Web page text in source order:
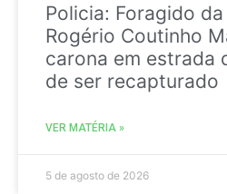
Policia: Foragido
Rogério Coutinho
carona em estrada
de ser recapturado
VER MATÉRIA »
5 de agosto de 2026